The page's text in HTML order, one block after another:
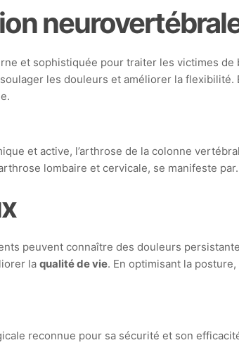
et sophistiquée pour traiter les victimes
les douleurs et améliorer la
et active, l’arthrose de la colonne
lombaire et cervicale, se manifeste
peuvent connaître des douleurs
laqualité de vie. En optimisant la
reconnue pour sa sécurité et son